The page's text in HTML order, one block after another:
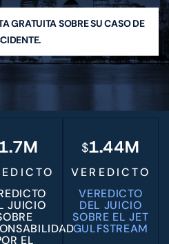
RECLAMACIONES POR
DE HOGAR
ACCIDENTES DE
MIAMI
MIAMI-DADE
GRATUITA SOBRE SU CASO DE
JUICIO
EL
$1.44M
VEREDICTO
VEREDICTO
DEL JUICIO
SOBRE EL JET
GULFSTREAM